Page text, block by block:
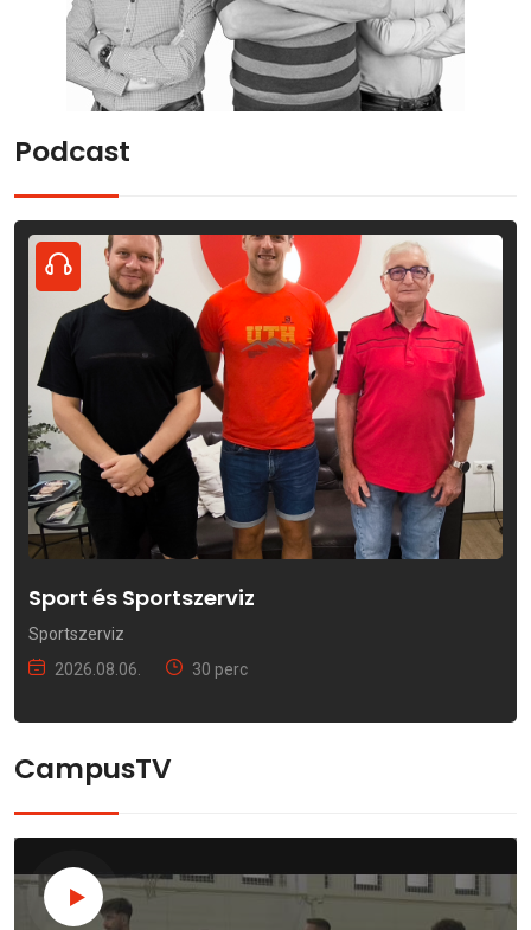
Podcast
Sport és Sportszerviz
Sportszerviz
2026.08.06.
30 perc
CampusTV